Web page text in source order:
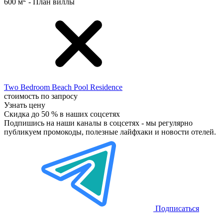
600 м - План виллы
Two Bedroom Beach Pool Residence
стоимость по запросу
Узнать цену
Скидка до 50 % в наших соцсетях
Подпишись на наши каналы в соцсетях - мы регулярно
публикуем промокоды, полезные лайфхаки и новости отелей.
Подписаться